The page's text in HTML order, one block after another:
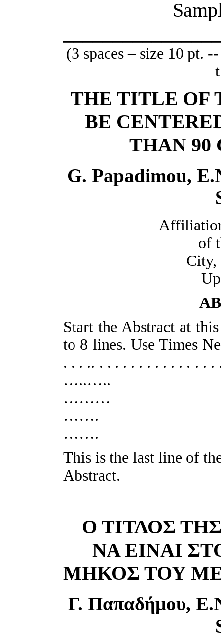
(3 spaces – size 10 pt.
THE TITLE OF
BE
THAN 90
G. Papadimou,
of
City,
Start the Abstract at
to 8 lines. Use Times
. . . .. . . . . . . . . . . .
…..…..
………
…….
…….
This is the last line of
Abstract.
O TΙΤΛΟΣ
ΝΑ ΕΙΝΑΙ
ΜΗΚΟΣ ΤΟΥ
Γ. Παπαδήμου,